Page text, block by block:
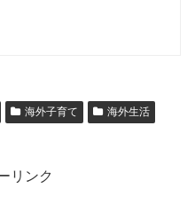
海外子育て
海外生活
リンク